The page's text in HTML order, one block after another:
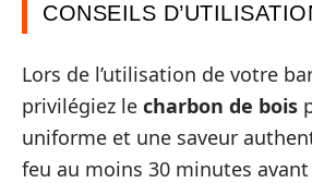
CONSEILS
Lors de l’utilisation de votre
privilégiez le charbon de bois
uniforme et une saveur
feu au moins 30 minutes